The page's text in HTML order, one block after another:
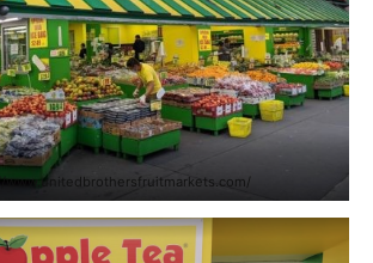
www.unitedbrothersfruitmarkets.com/